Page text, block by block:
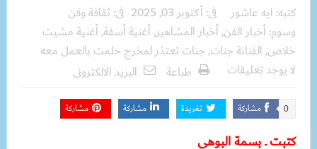
كتبه: ايه عاشور فى: أكتوبر 03, 2025 فى:ثقافة وفن
وسوم: أخبار الفن, أخبار المشاهير, أغنية أسفة, أغنية مشيت
خلاص, الفنانة جنات, جنات تعتذر لمخرج حلمت بالعمل معه
لا يوجد تعليقات
طباعة البريد الالكترونى
مشاركة 0 تغريدة مشاركة مشاركة
كتبت ـ بسمة البوهي